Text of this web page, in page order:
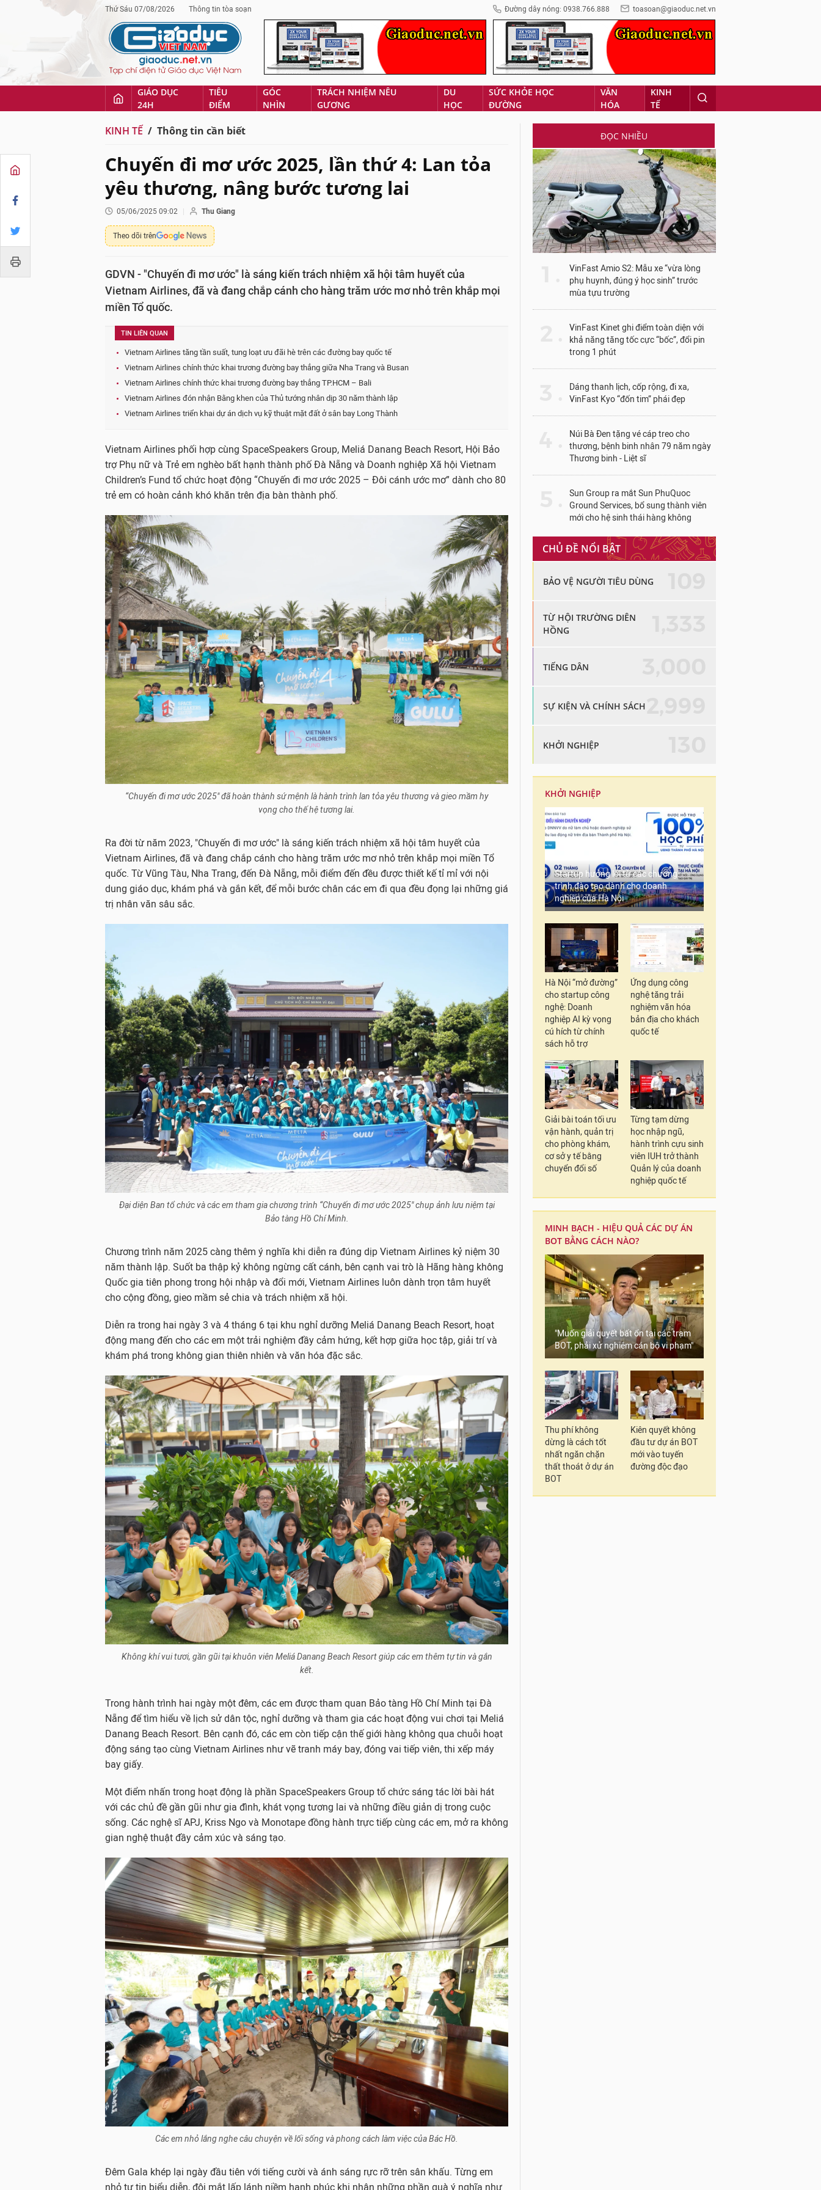
Thứ Sáu 07/08/2026 Thông tin tòa soạn Đường dây nóng: 0938.766.888 toasoan@giaoduc.net.vn
GIÁO DỤC
24H
TIÊU
ĐIỂM
GÓC
NHÌN
TRÁCH NHIỆM NÊU
GƯƠNG
DU
HỌC
SỨC KHỎE HỌC
ĐƯỜNG
VĂN
HÓA
KINH
TẾ
KINH TẾ Thông tin cần biết
Chuyến đi mơ ước 2025, lần thứ 4: Lan tỏa
yêu thương, nâng bước tương lai
05/06/2025 09:02 Thu Giang
Theo dõi trên
GDVN - "Chuyến đi mơ ước" là sáng kiến trách nhiệm xã hội tâm huyết của
Vietnam Airlines, đã và đang chắp cánh cho hàng trăm ước mơ nhỏ trên khắp mọi
miền Tổ quốc.
TIN LIÊN QUAN
Vietnam Airlines tăng tần suất, tung loạt ưu đãi hè trên các đường bay quốc tế
Vietnam Airlines chính thức khai trương đường bay thẳng giữa Nha Trang và Busan
Vietnam Airlines chính thức khai trương đường bay thẳng TP.HCM – Bali
Vietnam Airlines đón nhận Bằng khen của Thủ tướng nhân dịp 30 năm thành lập
Vietnam Airlines triển khai dự án dịch vụ kỹ thuật mặt đất ở sân bay Long Thành
Vietnam Airlines phối hợp cùng SpaceSpeakers Group, Meliá Danang Beach Resort, Hội Bảo
trợ Phụ nữ và Trẻ em nghèo bất hạnh thành phố Đà Nẵng và Doanh nghiệp Xã hội Vietnam
Children’s Fund tổ chức hoạt động “Chuyến đi mơ ước 2025 – Đôi cánh ước mơ” dành cho 80
trẻ em có hoàn cảnh khó khăn trên địa bàn thành phố.
“Chuyến đi mơ ước 2025" đã hoàn thành sứ mệnh là hành trình lan tỏa yêu thương và gieo mầm hy
vọng cho thế hệ tương lai.
Ra đời từ năm 2023, "Chuyến đi mơ ước" là sáng kiến trách nhiệm xã hội tâm huyết của
Vietnam Airlines, đã và đang chắp cánh cho hàng trăm ước mơ nhỏ trên khắp mọi miền Tổ
quốc. Từ Vũng Tàu, Nha Trang, đến Đà Nẵng, mỗi điểm đến đều được thiết kế tỉ mỉ với nội
dung giáo dục, khám phá và gắn kết, để mỗi bước chân các em đi qua đều đọng lại những giá
trị nhân văn sâu sắc.
Đại diện Ban tổ chức và các em tham gia chương trình “Chuyến đi mơ ước 2025" chụp ảnh lưu niệm tại
Bảo tàng Hồ Chí Minh.
Chương trình năm 2025 càng thêm ý nghĩa khi diễn ra đúng dịp Vietnam Airlines kỷ niệm 30
năm thành lập. Suốt ba thập kỷ không ngừng cất cánh, bên cạnh vai trò là Hãng hàng không
Quốc gia tiên phong trong hội nhập và đổi mới, Vietnam Airlines luôn dành trọn tâm huyết
cho cộng đồng, gieo mầm sẻ chia và trách nhiệm xã hội.
Diễn ra trong hai ngày 3 và 4 tháng 6 tại khu nghỉ dưỡng Meliá Danang Beach Resort, hoạt
động mang đến cho các em một trải nghiệm đầy cảm hứng, kết hợp giữa học tập, giải trí và
khám phá trong không gian thiên nhiên và văn hóa đặc sắc.
Không khí vui tươi, gần gũi tại khuôn viên Meliá Danang Beach Resort giúp các em thêm tự tin và gắn
kết.
Trong hành trình hai ngày một đêm, các em được tham quan Bảo tàng Hồ Chí Minh tại Đà
Nẵng để tìm hiểu về lịch sử dân tộc, nghỉ dưỡng và tham gia các hoạt động vui chơi tại Meliá
Danang Beach Resort. Bên cạnh đó, các em còn tiếp cận thế giới hàng không qua chuỗi hoạt
động sáng tạo cùng Vietnam Airlines như vẽ tranh máy bay, đóng vai tiếp viên, thi xếp máy
bay giấy.
Một điểm nhấn trong hoạt động là phần SpaceSpeakers Group tổ chức sáng tác lời bài hát
với các chủ đề gần gũi như gia đình, khát vọng tương lai và những điều giản dị trong cuộc
sống. Các nghệ sĩ APJ, Kriss Ngo và Monotape đồng hành trực tiếp cùng các em, mở ra không
gian nghệ thuật đầy cảm xúc và sáng tạo.
Các em nhỏ lắng nghe câu chuyện về lối sống và phong cách làm việc của Bác Hồ.
Đêm Gala khép lại ngày đầu tiên với tiếng cười và ánh sáng rực rỡ trên sân khấu. Từng em
nhỏ tự tin biểu diễn, đôi mắt lấp lánh niềm hạnh phúc khi nhận những phần quà ý nghĩa như
ĐỌC NHIỀU
VinFast Amio S2: Mẫu xe “vừa lòng
phụ huynh, đúng ý học sinh” trước
mùa tựu trường
VinFast Kinet ghi điểm toàn diện với
khả năng tăng tốc cực “bốc”, đổi pin
trong 1 phút
Dáng thanh lịch, cốp rộng, đi xa,
VinFast Kyo “đốn tim” phái đẹp
Núi Bà Đen tặng vé cáp treo cho
thương, bệnh binh nhân 79 năm ngày
Thương binh - Liệt sĩ
Sun Group ra mắt Sun PhuQuoc
Ground Services, bổ sung thành viên
mới cho hệ sinh thái hàng không
CHỦ ĐỀ NỔI BẬT
BẢO VỆ NGƯỜI TIÊU DÙNG
TỪ HỘI TRƯỜNG DIÊN
HỒNG
TIẾNG DÂN
SỰ KIỆN VÀ CHÍNH SÁCH
KHỞI NGHIỆP
KHỞI NGHIỆP
Startup hưởng lợi từ các chương
trình đào tạo dành cho doanh
nghiệp của Hà Nội
Hà Nội “mở đường”
cho startup công
nghệ: Doanh
nghiệp AI kỳ vọng
cú hích từ chính
sách hỗ trợ
Ứng dụng công
nghệ tăng trải
nghiệm văn hóa
bản địa cho khách
quốc tế
Giải bài toán tối ưu
vận hành, quản trị
cho phòng khám,
cơ sở y tế bằng
chuyển đổi số
Từng tạm dừng
học nhập ngũ,
hành trình cựu sinh
viên IUH trở thành
Quản lý của doanh
nghiệp quốc tế
MINH BẠCH - HIỆU QUẢ CÁC DỰ ÁN
BOT BẰNG CÁCH NÀO?
"Muốn giải quyết bất ổn tại các trạm
BOT, phải xử nghiêm cán bộ vi phạm"
Thu phí không
dừng là cách tốt
nhất ngăn chặn
thất thoát ở dự án
BOT
Kiên quyết không
đầu tư dự án BOT
mới vào tuyến
đường độc đạo